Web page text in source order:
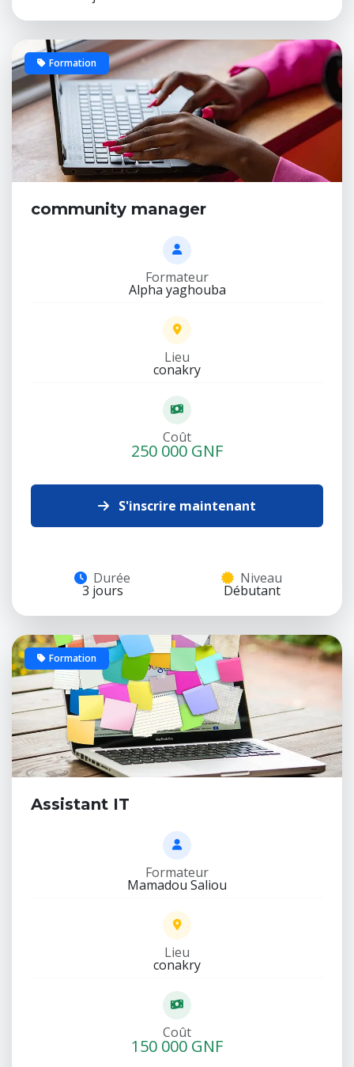
2 places
Formation
community manager
Formateur
Alpha yaghouba
Lieu
conakry
Coût
250 000 GNF
S'inscrire maintenant
Durée
3 jours
Niveau
Débutant
12 places
Formation
Assistant IT
Formateur
Mamadou Saliou
Lieu
conakry
Coût
150 000 GNF